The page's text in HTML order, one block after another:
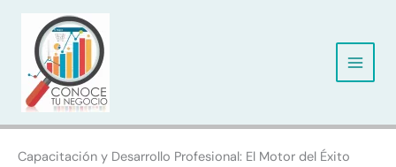
contenido
Capacitación y Desarrollo Profesional: El Motor del Éxito